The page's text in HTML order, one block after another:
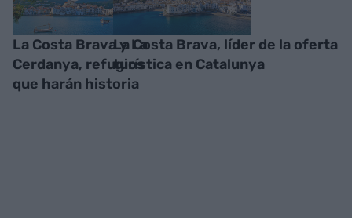
La Costa Brava y La
Cerdanya, refugios
que harán historia
La Costa Brava, líder de la oferta
turística en Catalunya